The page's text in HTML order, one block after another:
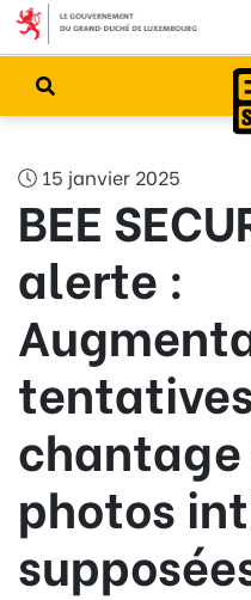
15 janvier 2025
BEE
alerte :
chantage
photos